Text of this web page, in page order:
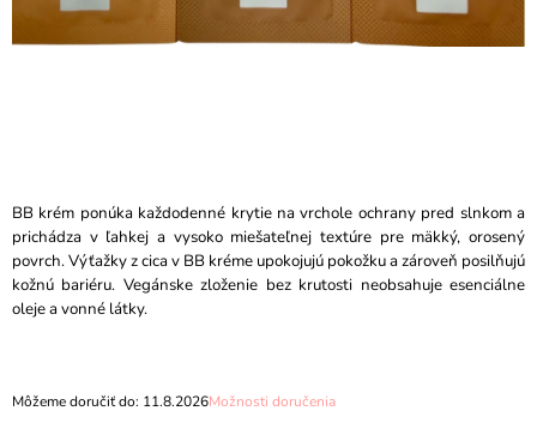
BB krém ponúka každodenné krytie na vrchole ochrany pred slnkom a
prichádza v ľahkej a vysoko miešateľnej textúre pre mäkký, orosený
povrch. Výťažky z cica v BB kréme upokojujú pokožku a zároveň posilňujú
kožnú bariéru. Vegánske zloženie bez krutosti neobsahuje esenciálne
oleje a vonné látky.
Môžeme doručiť do: 11.8.2026Možnosti doručenia
Č
A
M
E
BLACK